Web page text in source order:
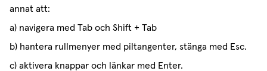
annat att:
a) navigera med Tab och Shift + Tab
b) hantera rullmenyer med piltangenter, stänga med Esc.
c) aktivera knappar och länkar med Enter.